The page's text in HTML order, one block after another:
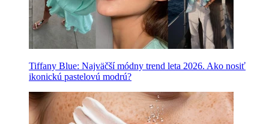
Tiffany Blue: Najväčší módny trend leta 2026. Ako nosiť
ikonickú pastelovú modrú?